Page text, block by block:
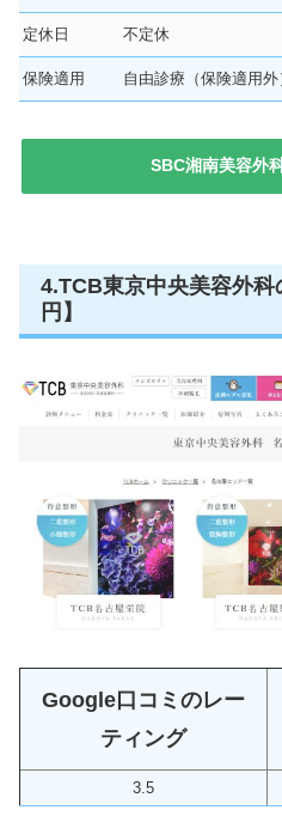
定休日 不定休
保険適用 自由診療（保険適用外
SBC湘南美容外
4.TCB東京中央美容外
円】
Google口コミのレー
ティング
3.5